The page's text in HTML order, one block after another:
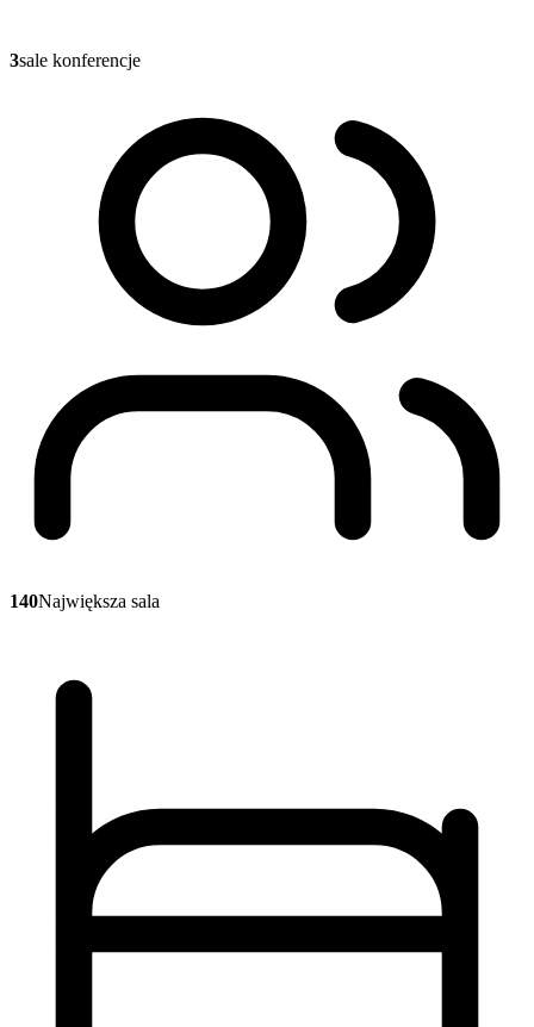
3sale konferencje
140Największa sala